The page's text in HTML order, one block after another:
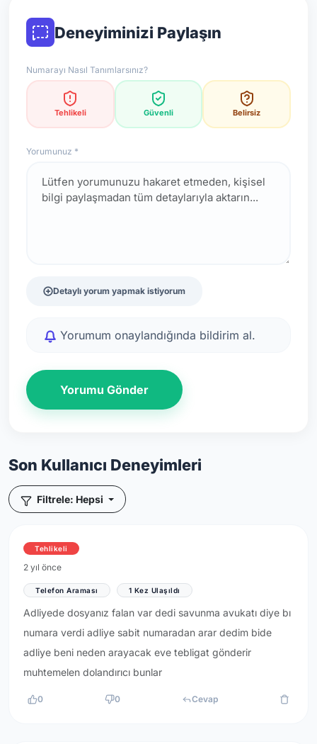
resmi doğrulama niteliği taşımaz.
*Not: Değerlendirmeler onaylı kullanıcı yorumlarına göre
güncellenir.
Deneyiminizi Paylaşın
Numarayı Nasıl Tanımlarsınız?
Tehlikeli Güvenli Belirsiz
Yorumunuz *
Detaylı yorum yapmak istiyorum
Yorumum onaylandığında bildirim al.
Yorumu Gönder
Son Kullanıcı Deneyimleri
Filtrele: Hepsi
Tehlikeli
2 yıl önce
Telefon Araması 1 Kez Ulaşıldı
Adliyede dosyanız falan var dedi savunma avukatı diye bı
numara verdi adliye sabit numaradan arar dedim bide
adliye beni neden arayacak eve tebligat gönderir
muhtemelen dolandırıcı bunlar
0 0 Cevap